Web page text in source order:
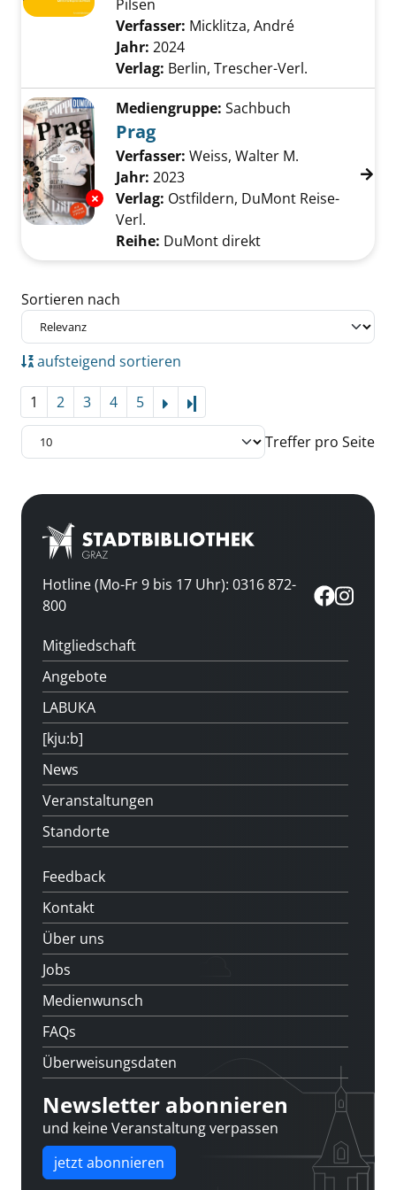
Pilsen
Verfasser: Micklitza, André
Jahr: 2024
Verlag: Berlin, Trescher-Verl.
Exemplar-Details von Prag anzeigen
Mediengruppe: Sachbuch
Prag
Verfasser: Weiss, Walter M.
Jahr: 2023
Verlag: Ostfildern, DuMont Reise-
Verl.
Reihe: DuMont direkt
Zu den Suchfiltern springen
Sortieren nach
aufsteigend sortieren
1 2 3 4 5
Treffer pro Seite
Hotline (Mo-Fr 9 bis 17 Uhr): 0316 872-
800
Mitgliedschaft
Angebote
LABUKA
[kju:b]
News
Veranstaltungen
Standorte
Feedback
Kontakt
Über uns
Jobs
Medienwunsch
FAQs
Überweisungsdaten
Newsletter abonnieren
und keine Veranstaltung verpassen
jetzt abonnieren